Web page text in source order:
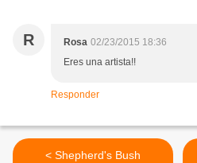
R Rosa 02/23/2015 18:36
Eres una artista!!
Responder
< Shepherd's Bush